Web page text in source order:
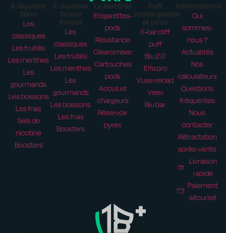
E-liquides
10ml
Les
classiques
Les fruités
Les menthes
Les
gourmands
Les boissons
Les frais
Sels de
nicotine
Boosters
E-liquides
Grand
format
Les
classiques
Les fruités
Les menthes
Les
gourmands
Les boissons
Les frais
Boosters
Le matériel
Ecigarettes-
pods
Résistance
Clearomiser
Cartouches
pods
Accus et
chargeurs
Réservoir
pyrex
Puff
rechargeable
et pods
X-bar cliff
puff
Blu 2.0
Elfa pro
Vuse reload
Veev
Blu bar
Informations
Qui
sommes-
nous ?
Actualités
Nos
calculateurs
Questions
fréquentes
Nous
contacter
Rétractation
après-vente
Livraison
rapide
Paiement
sécurisé